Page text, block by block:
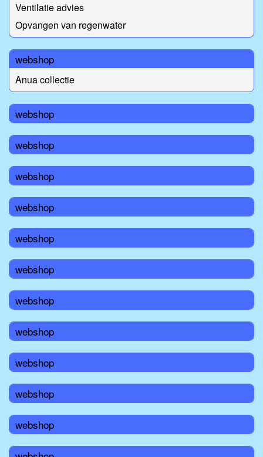
Ventilatie advies
Opvangen van regenwater
webshop
Anua collectie
webshop
webshop
webshop
webshop
webshop
webshop
webshop
webshop
webshop
webshop
webshop